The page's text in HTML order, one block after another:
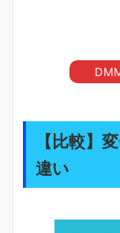
【比較】
違い